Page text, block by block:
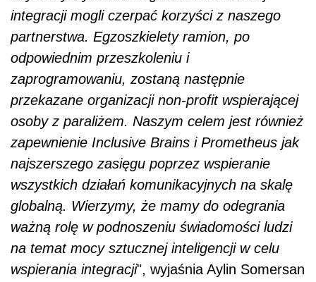
integracji mogli czerpać korzyści z naszego
partnerstwa. Egzoszkielety ramion, po
odpowiednim przeszkoleniu i
zaprogramowaniu, zostaną następnie
przekazane organizacji non-profit wspierającej
osoby z paraliżem. Naszym celem jest również
zapewnienie Inclusive Brains i Prometheus jak
najszerszego zasięgu poprzez wspieranie
wszystkich działań komunikacyjnych na skalę
globalną. Wierzymy, że mamy do odegrania
ważną rolę w podnoszeniu świadomości ludzi
na temat mocy sztucznej inteligencji w celu
wspierania integracji", wyjaśnia Aylin Somersan